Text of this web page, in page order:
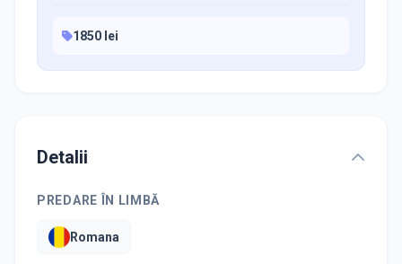
1850 lei
Detalii
PREDARE ÎN LIMBĂ
Romana